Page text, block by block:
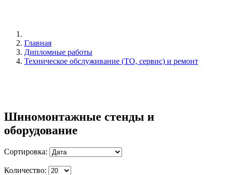
Главная
Дипломные работы
Техническое обслуживание (ТО, сервис) и ремонт
Шиномонтажные стенды и
оборудование
Сортировка:
Количество: